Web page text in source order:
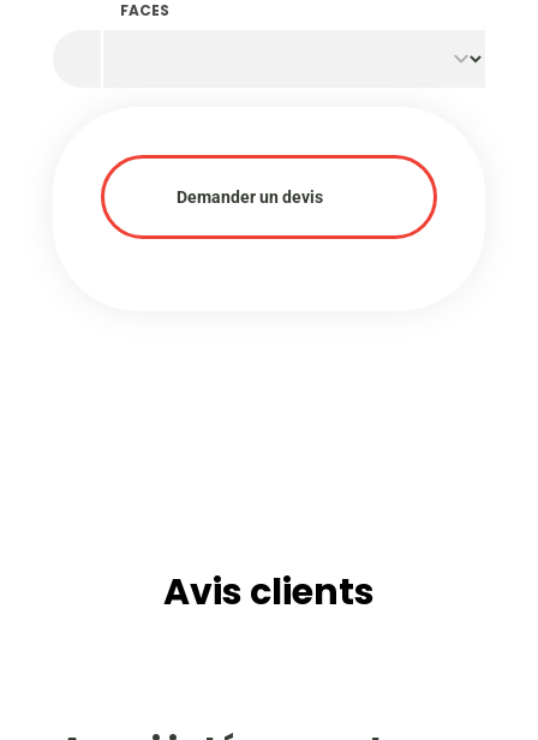
FACES
Demander un devis
Avis clients